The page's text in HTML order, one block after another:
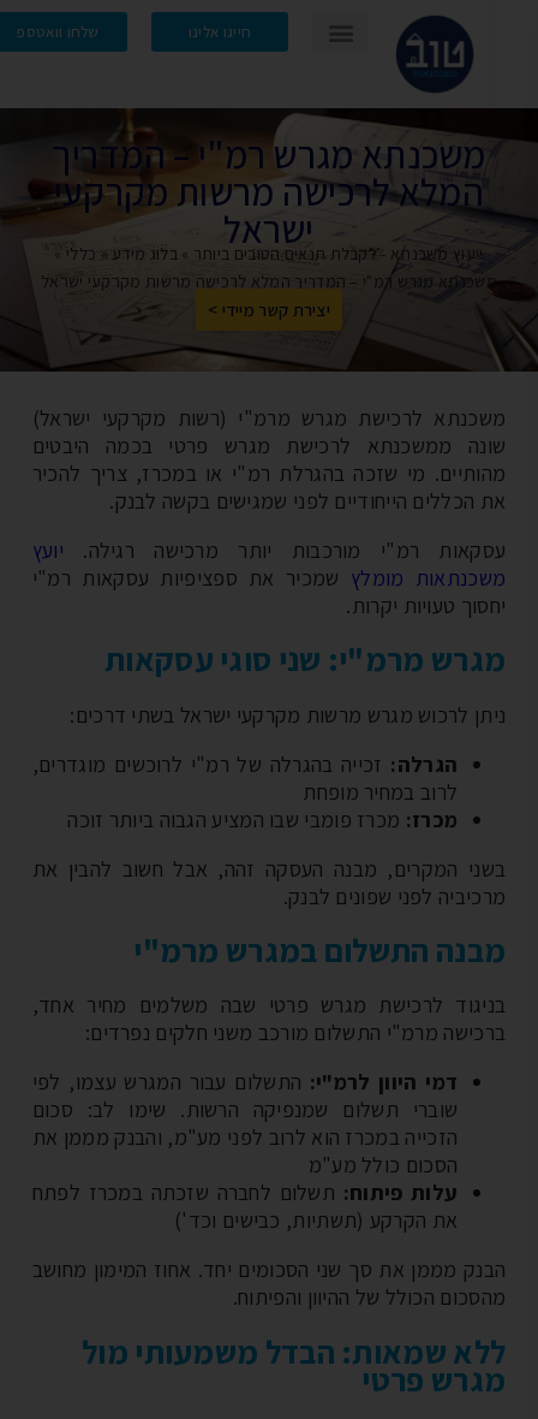
חייגו אלינו שלחו וואטספ
משכנתא מגרש רמ"י – המדריך
המלא לרכישה מרשות מקרקעי
ישראל
ייעוץ משכנתא - לקבלת תנאים הטובים ביותר»בלוג מידע» כללי»
מגרש רמ"י – המדריך המלא לרכישה מרשות מקרקעי ישראל
יצירת קשר מיידי >
לרכישת מגרש מרמ"י (רשות מקרקעי ישראל)
ממשכנתא לרכישת מגרש פרטי בכמה היבטים
מי שזכה בהגרלת רמ"י או במכרז, צריך להכיר
הכללים הייחודיים לפני שמגישים בקשה לבנק.
רמ"י מורכבות יותר מרכישה רגילה.יועץ
מומלץשמכיר את ספציפיות עסקאות רמ"י
טעויות יקרות.
מרמ"י: שני סוגי עסקאות
לרכוש מגרש מרשות מקרקעי ישראל בשתי דרכים:
הגרלה:זכייה בהגרלה של רמ"י לרוכשים מוגדרים,
לרוב במחיר מופחת
מכרז:מכרז פומבי שבו המציע הגבוה ביותר זוכה
המקרים, מבנה העסקה זהה, אבל חשוב להבין את
לפני שפונים לבנק.
התשלום במגרש מרמ"י
לרכישת מגרש פרטי שבה משלמים מחיר אחד,
מרמ"י התשלום מורכב משני חלקים נפרדים:
דמי היוון לרמ"י:התשלום עבור המגרש עצמו, לפי
שוברי תשלום שמנפיקה הרשות. שימו לב: סכום
הזכייה במכרז הוא לרוב לפני מע"מ, והבנק מממן את
הסכום כולל מע"מ
עלות פיתוח:תשלום לחברה שזכתה במכרז לפתח
את הקרקע (תשתיות, כבישים וכד')
מממן את סך שני הסכומים יחד. אחוז המימון מחושב
הכולל של ההיוון והפיתוח.
שמאות: הבדל משמעותי מול
פרטי